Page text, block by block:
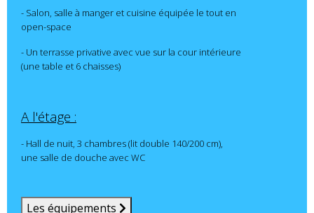
- Salon, salle à manger et cuisine équipée le tout en
open-space
- Un terrasse privative avec vue sur la cour intérieure
(une table et 6 chaisses)
A l'étage :
- Hall de nuit, 3 chambres (lit double 140/200 cm),
une salle de douche avec WC
Les équipements